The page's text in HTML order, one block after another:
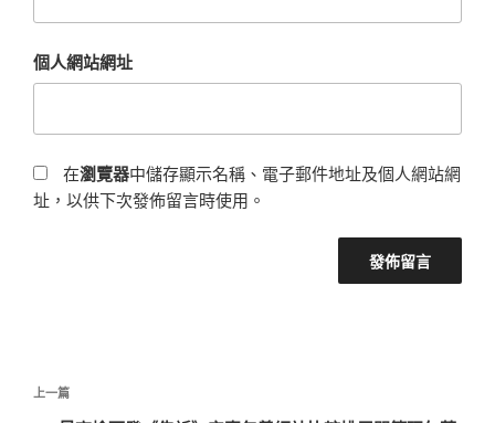
個人網站網址
在瀏覽器中儲存顯示名稱、電子郵件地址及個人網站網
址，以供下次發佈留言時使用。
文
上
上一篇